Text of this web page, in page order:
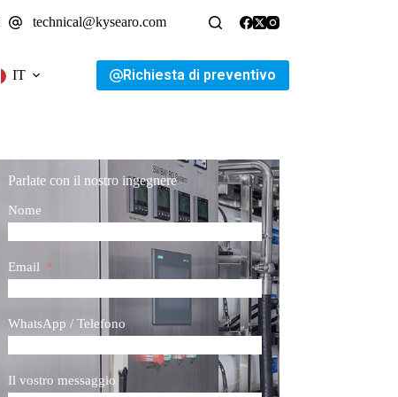
technical@kysearo.com
IT Richiesta di preventivo
Parlate con il nostro ingegnere
Nome
Email
WhatsApp / Telefono
Il vostro messaggio